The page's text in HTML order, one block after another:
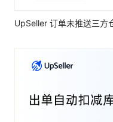
UpSeller 订单未推送三方